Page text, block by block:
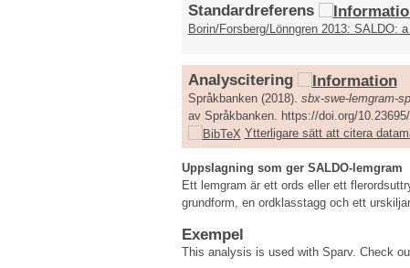
Standardreferens
Borin/Forsberg/Lönngren 2013: SALDO:
Analyscitering
Språkbanken (2018). sbx-swe-lemgram-
av Språkbanken. https://doi.org/
Ytterligare sätt att citera
Uppslagning som ger SALDO-lemgram
Ett lemgram är ett ords eller ett
grundform, en ordklasstagg och ett
Exempel
This analysis is used with Sparv. Check